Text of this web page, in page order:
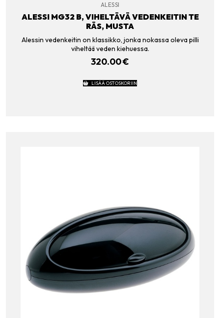
ALESSI
ALESSI MG32 B, VIHELTÄVÄ VEDENKEITIN TE
RÄS, MUSTA
Alessin vedenkeitin on klassikko, jonka nokassa oleva pilli
viheltää veden kiehuessa.
320.00€
LISÄÄ OSTOSKORIIN